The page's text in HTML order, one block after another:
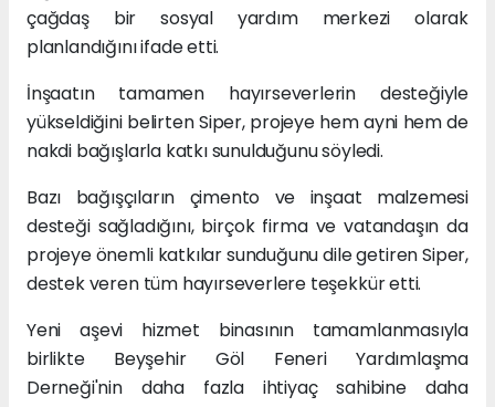
çağdaş bir sosyal yardım merkezi olarak
planlandığını ifade etti.
İnşaatın tamamen hayırseverlerin desteğiyle
yükseldiğini belirten Siper, projeye hem ayni hem de
nakdi bağışlarla katkı sunulduğunu söyledi.
Bazı bağışçıların çimento ve inşaat malzemesi
desteği sağladığını, birçok firma ve vatandaşın da
projeye önemli katkılar sunduğunu dile getiren Siper,
destek veren tüm hayırseverlere teşekkür etti.
Yeni aşevi hizmet binasının tamamlanmasıyla
birlikte Beyşehir Göl Feneri Yardımlaşma
Derneği'nin daha fazla ihtiyaç sahibine daha